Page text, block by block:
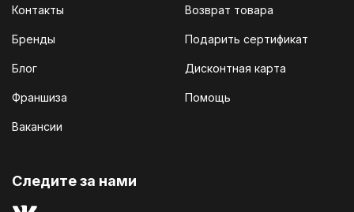
Контакты
Бренды
Блог
Франшиза
Вакансии
Возврат товара
Подарить сертификат
Дисконтная карта
Помощь
Cледите за нами